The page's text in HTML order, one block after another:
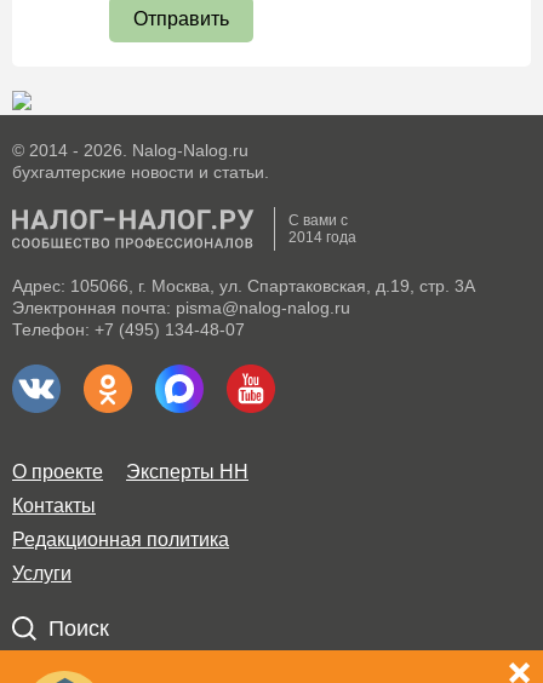
Отправить
© 2014 - 2026. Nalog-Nalog.ru
бухгалтерские новости и статьи.
С вами с
2014 года
Адрес: 105066, г. Москва, ул. Спартаковская, д.19, стр. 3А
Электронная почта: pisma@nalog-nalog.ru
Телефон: +7 (495) 134-48-07
О проекте
Эксперты НН
Контакты
Редакционная политика
Услуги
Поиск